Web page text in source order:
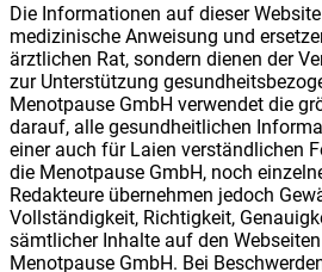
Die Informationen auf dieser
medizinische Anweisung und
ärztlichen Rat, sondern dienen der
zur Unterstützung
Menotpause GmbH verwendet die
darauf, alle gesundheitlichen
einer auch für Laien verständlichen
die Menotpause GmbH, noch
Redakteure übernehmen jedoch
Vollständigkeit, Richtigkeit,
sämtlicher Inhalte auf den
Menotpause GmbH. Bei